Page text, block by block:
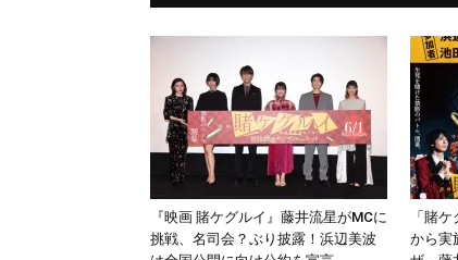
『映画 賭ケグルイ』藤井流星がMCに
挑戦、名司会？ぶり披露！浜辺美波
「賭
から実